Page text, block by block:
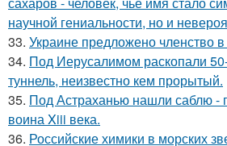
научной гениальности, но и
33. Украине предложено членство
34. Под Иерусалимом раскопали
туннель, неизвестно кем прорытый.
35. Под Астраханью нашли саблю -
воина Xiii века.
36. Российские химики в морских